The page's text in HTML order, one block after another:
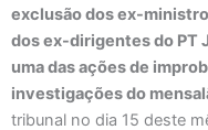
exclusão dos ex-
dos ex-dirigentes do PT
uma das ações de
investigações do
tribunal no dia 15 deste